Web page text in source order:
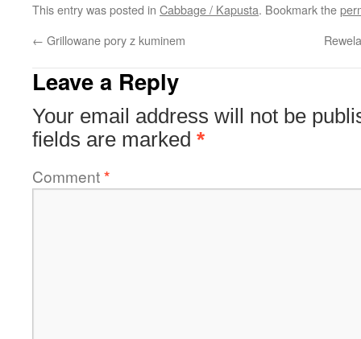
This entry was posted in Cabbage / Kapusta. Bookmark the
← Grillowane pory z kuminem
Leave a Reply
Your email address will not be
fields are marked *
Comment*